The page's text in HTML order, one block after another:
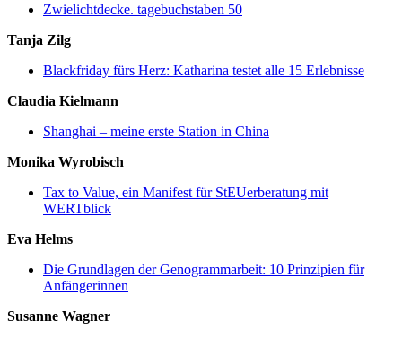
Zwielichtdecke. tagebuchstaben 50
Tanja Zilg
Blackfriday fürs Herz: Katharina testet alle 15 Erlebnisse
Claudia Kielmann
Shanghai – meine erste Station in China
Monika Wyrobisch
Tax to Value, ein Manifest für StEUerberatung mit
WERTblick
Eva Helms
Die Grundlagen der Genogrammarbeit: 10 Prinzipien für
Anfängerinnen
Susanne Wagner